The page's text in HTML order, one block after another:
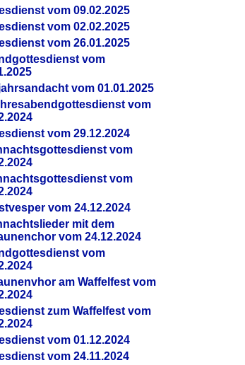
vom 09.02.2025
vom 02.02.2025
vom 26.01.2025
vom
vom 01.01.2025
vom
vom 29.12.2024
vom
vom
vom 24.12.2024
mit dem
vom 24.12.2024
vom
am Waffelfest vom
zum Waffelfest vom
vom 01.12.2024
vom 24.11.2024